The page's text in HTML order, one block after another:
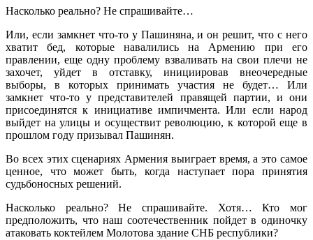
Насколько реально? Не спрашивайте…
Или, если замкнет что-то у Пашиняна, и он решит, что с него
хватит бед, которые навалились на Армению при его
правлении, еще одну проблему взваливать на свои плечи не
захочет, уйдет в отставку, инициировав внеочередные
выборы, в которых принимать участия не будет… Или
замкнет что-то у представителей правящей партии, и они
присоединятся к инициативе импичмента. Или если народ
выйдет на улицы и осуществит революцию, к которой еще в
прошлом году призывал Пашинян.
Во всех этих сценариях Армения выиграет время, а это самое
ценное, что может быть, когда наступает пора принятия
судьбоносных решений.
Насколько реально? Не спрашивайте. Хотя… Кто мог
предположить, что наш соотечественник пойдет в одиночку
атаковать коктейлем Молотова здание СНБ республики?